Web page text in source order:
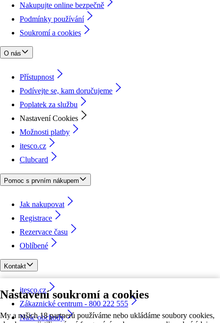
Nastavení soukromí a cookies
My a našich 18 partnerů používáme nebo ukládáme soubory cookies,
Nakupujte online bezpečně
Podmínky používání
Soukromí a cookies
O nás
Přístupnost
Podívejte se, kam doručujeme
Poplatek za službu
Nastavení Cookies
Možnosti platby
itesco.cz
Clubcard
Pomoc s prvním nákupem
Jak nakupovat
Registrace
Rezervace času
Oblíbené
Kontakt
itesco.cz
Zákaznické centrum - 800 222 555
Naše obchody